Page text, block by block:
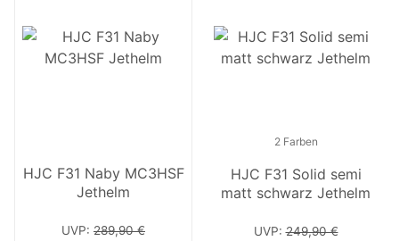
HJC F31 Naby MC3HSF
Jethelm
UVP: 289,90 €
2 Farben
HJC F31 Solid semi
matt schwarz Jethelm
UVP:249,90 €